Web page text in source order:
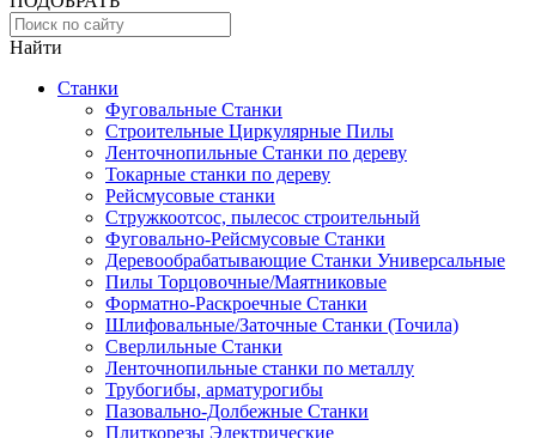
Найти
Станки
Фуговальные Станки
Строительные Циркулярные Пилы
Ленточнопильные Станки по дереву
Токарные станки по дереву
Рейсмусовые станки
Стружкоотсос, пылесос строительный
Фуговально-Рейсмусовые Станки
Деревообрабатывающие Станки Универсальные
Пилы Торцовочные/Маятниковые
Форматно-Раскроечные Станки
Шлифовальные/Заточные Станки (Точила)
Сверлильные Станки
Ленточнопильные станки по металлу
Трубогибы, арматурогибы
Пазовально-Долбежные Станки
Плиткорезы Электрические